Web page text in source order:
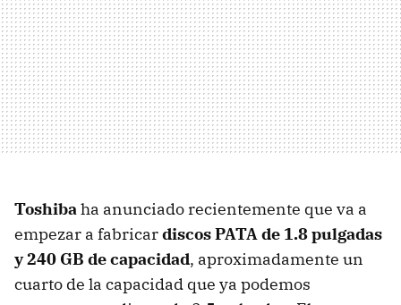
Toshibaha anunciado recientemente que va a
empezar a fabricardiscosPATAde 1.8 pulgadas
y 240 GB de capacidad, aproximadamente un
cuarto de la capacidad que ya podemos